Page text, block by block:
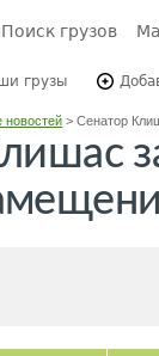
Поиск грузов
грузы
новостей >Сенатор